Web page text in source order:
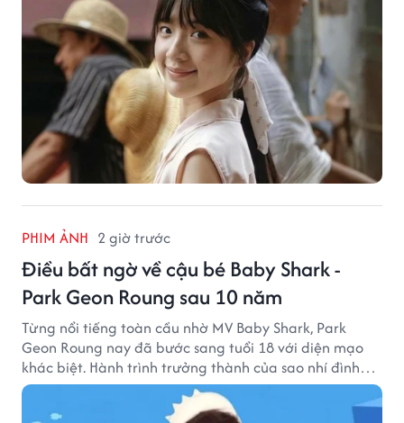
PHIM ẢNH 2 giờ trước
Điều bất ngờ về cậu bé Baby Shark -
Park Geon Roung sau 10 năm
Từng nổi tiếng toàn cầu nhờ MV Baby Shark, Park
Geon Roung nay đã bước sang tuổi 18 với diện mạo
khác biệt. Hành trình trưởng thành của sao nhí đình
đám một thời đang thu hút sự quan tâm của nhiều